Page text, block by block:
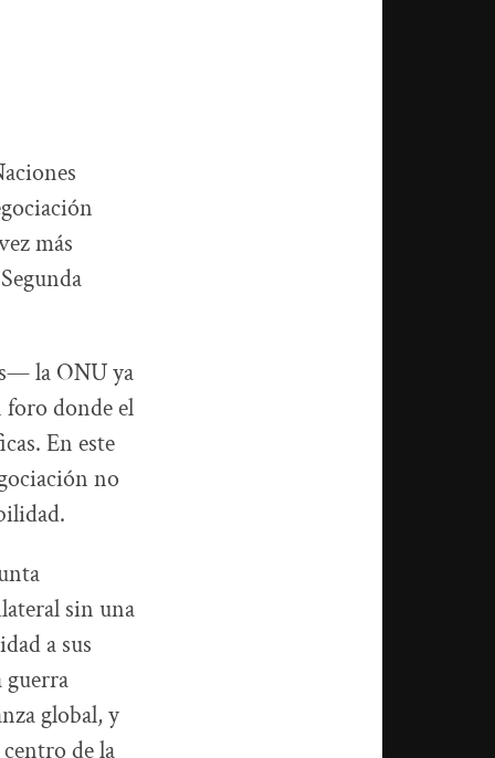
más
la ONU ya
foro donde el
En este
no
sin una
a sus
guerra
global, y
de la